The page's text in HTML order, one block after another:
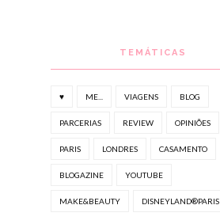
TEMÁTICAS
♥ ME... VIAGENS BLOG
PARCERIAS REVIEW OPINIÕES
PARIS LONDRES CASAMENTO
BLOGAZINE YOUTUBE
MAKE&BEAUTY DISNEYLAND®PARIS